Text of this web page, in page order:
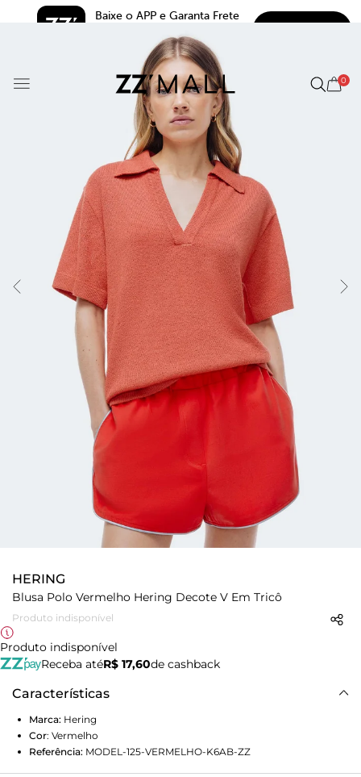
Baixe o APP e Garanta Frete
5.0
0
HERING
Blusa Polo Vermelho Hering Decote V Em Tricô
Produto indisponível
Produto indisponível
Receba atéR$ 17,60de cashback
Características
Marca: Hering
Cor: Vermelho
Referência: MODEL-125-VERMELHO-K6AB-ZZ